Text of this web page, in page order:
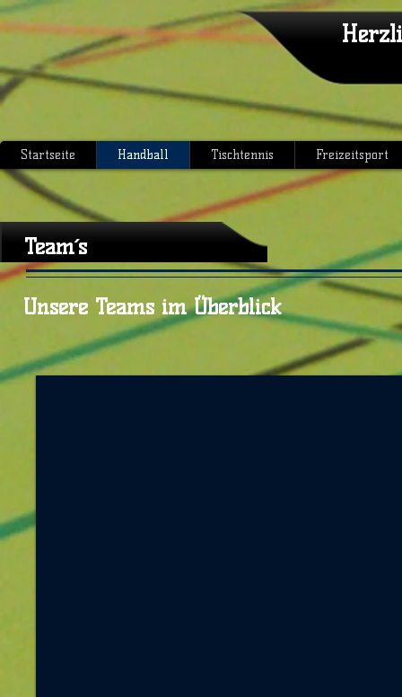
Startseite Handball Tischtennis Freizeitsport
Unsere Teams im Überblick
Team´s